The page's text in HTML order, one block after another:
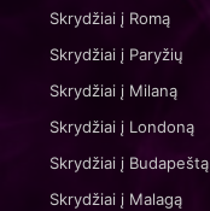
Skrydžiai į Romą
Skrydžiai į Paryžių
Skrydžiai į Milaną
Skrydžiai į Londoną
Skrydžiai į Budapeštą
Skrydžiai į Malagą